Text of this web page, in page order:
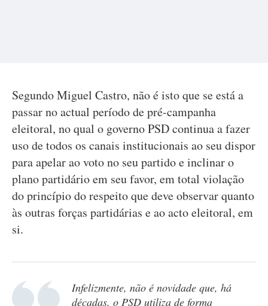
Segundo Miguel Castro, não é isto que se está a
passar no actual período de pré-campanha
eleitoral, no qual o governo PSD continua a fazer
uso de todos os canais institucionais ao seu dispor
para apelar ao voto no seu partido e inclinar o
plano partidário em seu favor, em total violação
do princípio do respeito que deve observar quanto
às outras forças partidárias e ao acto eleitoral, em
si.
Infelizmente, não é novidade que, há
décadas, o PSD utiliza de forma